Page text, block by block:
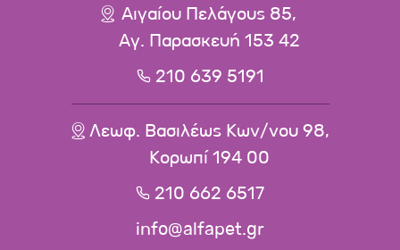
Αιγαίου Πελάγους 85,
Αγ. Παρασκευή 153 42
210 639 5191
Λεωφ. Βασιλέως Κων/νου 98,
Κορωπί 194 00
210 662 6517
info@alfapet.gr